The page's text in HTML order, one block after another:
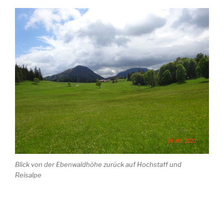
Blick von der Ebenwaldhöhe zurück auf Hochstaff und
Reisalpe